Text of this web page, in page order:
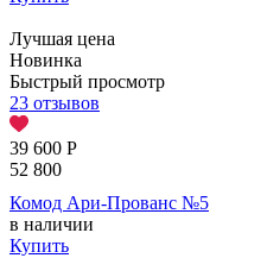
Лучшая цена
Новинка
Быстрый просмотр
23 отзывов
39 600 Р
52 800
Комод Ари-Прованс №5
в наличии
Купить